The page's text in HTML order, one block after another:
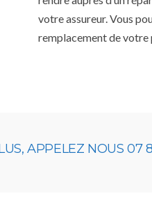
votre assureur. Vous
remplacement de votre
APPELEZ NOUS 07